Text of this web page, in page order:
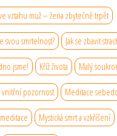
vztahu muž – žena zbytečně trpět
svou smrtelnost? Jak se zbavit
jsme! Kříž života Malý
pozornost Meditace
Mystická smrt a vzkříšení